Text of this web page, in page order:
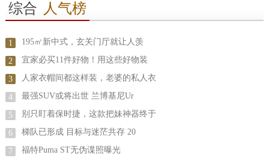
综合 人气榜
1 195㎡新中式，玄关门厅就让人羡
2 宜家必买11件好物！用这些好物装
3 人家衣帽间都这样装，老婆的私人衣
4 最强SUV或将出世 兰博基尼Ur
5 别只盯着保时捷，这款把妹神器终于
6 梯队已形成 目标与迷茫共存 20
7 福特Puma ST无伪谍照曝光